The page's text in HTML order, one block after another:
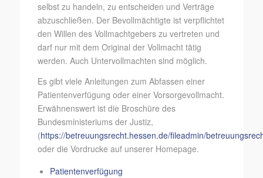
selbst zu handeln, zu entscheiden und Verträge
abzuschließen. Der Bevollmächtigte ist verpflichtet
den Willen des Vollmachtgebers zu vertreten und
darf nur mit dem Original der Vollmacht tätig
werden. Auch Untervollmachten sind möglich.
Es gibt viele Anleitungen zum Abfassen einer
Patientenverfügung oder einer Vorsorgevollmacht.
Erwähnenswert ist die Broschüre des
Bundesministeriums der Justiz,
(https://betreuungsrecht.hessen.de/fileadmin/
oder die Vordrucke auf unserer Homepage.
Patientenverfügung